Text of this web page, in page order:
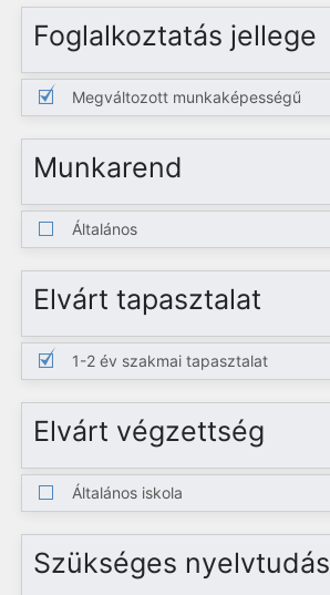
Foglalkoztatás jellege
Megváltozott munkaképességű
Munkarend
Általános
Elvárt tapasztalat
1-2 év szakmai tapasztalat
Elvárt végzettség
Általános iskola
Szükséges nyelvtudás